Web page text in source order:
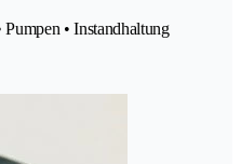
• Instandhaltung